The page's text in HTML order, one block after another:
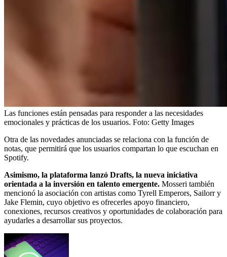
Las funciones están pensadas para responder a las necesidades
emocionales y prácticas de los usuarios. Foto: Getty Images
Otra de las novedades anunciadas se relaciona con la función de
notas, que permitirá que los usuarios compartan lo que escuchan en
Spotify.
Asimismo, la plataforma lanzó Drafts, la nueva iniciativa
orientada a la inversión en talento emergente. Mosseri también
mencionó la asociación con artistas como Tyrell Emperors, Sailorr y
Jake Flemin, cuyo objetivo es ofrecerles apoyo financiero,
conexiones, recursos creativos y oportunidades de colaboración para
ayudarles a desarrollar sus proyectos.